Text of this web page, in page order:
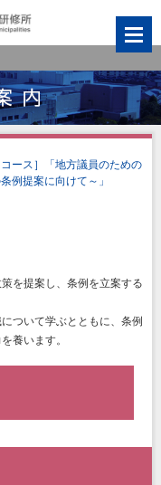
ース］「地方議員のための
例提案に向けて～」
を提案し、条例を立案する
ついて学ぶとともに、条例
養います。